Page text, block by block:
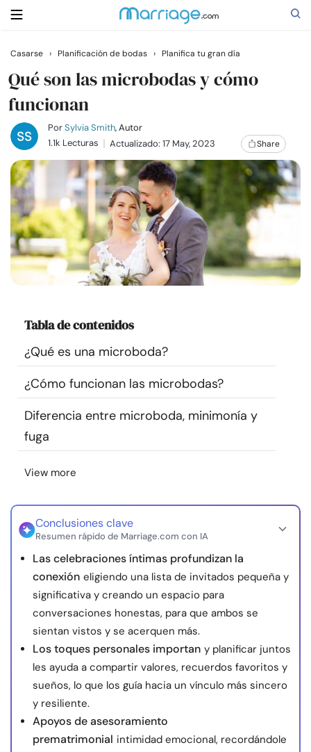
Buscar
Casarse
Relaciones
Familia
Ayuda
Cursos
Recursos
Comunidad
Idioma
nosotros
© Copyright 2026. Todos los derechos reservados.
Casarse › Planificación de bodas › Planifica tu gran día
Qué son las microbodas y cómo
funcionan
PorSylvia Smith, Autor
1.1k Lecturas
Actualizado: 17 May, 2023 Share
Tabla de contenidos
¿Qué es una microboda?
¿Cómo funcionan las microbodas?
Diferencia entre microboda, minimonía y
fuga
View more
Conclusiones clave
Resumen rápido de Marriage.com con IA
Las celebraciones íntimas profundizan la
conexión eligiendo una lista de invitados pequeña y
significativa y creando un espacio para
conversaciones honestas, para que ambos se
sientan vistos y se acerquen más.
Los toques personales importan y planificar juntos
les ayuda a compartir valores, recuerdos favoritos y
sueños, lo que los guía hacia un vínculo más sincero
y resiliente.
Apoyos de asesoramiento
prematrimonial intimidad emocional, recordándole